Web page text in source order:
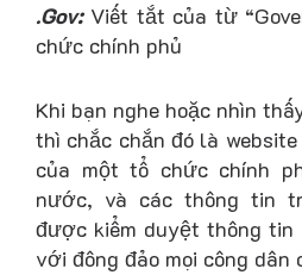
.Gov:Viết tắt của từ
chức chính phủ
Khi bạn nghe hoặc nhìn
thì chắc chắn đó là
của một tổ chức chính
nước, và các thông tin
được kiểm duyệt thông tin
với đông đảo mọi công dân